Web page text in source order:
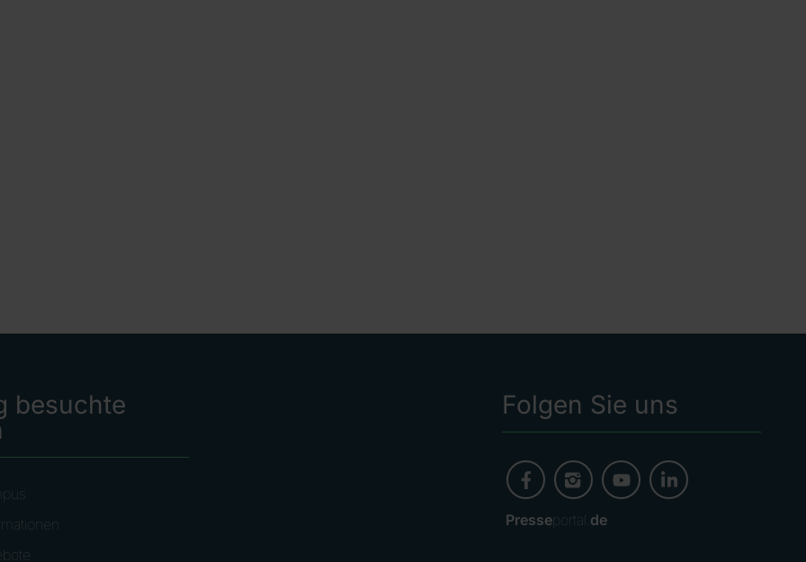
besuchte
Folgen Sie uns
Presseportal. de